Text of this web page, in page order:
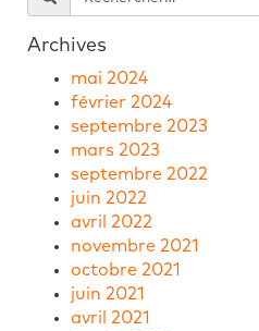
Archives
mai 2024
février 2024
septembre 2023
mars 2023
septembre 2022
juin 2022
avril 2022
novembre 2021
octobre 2021
juin 2021
avril 2021